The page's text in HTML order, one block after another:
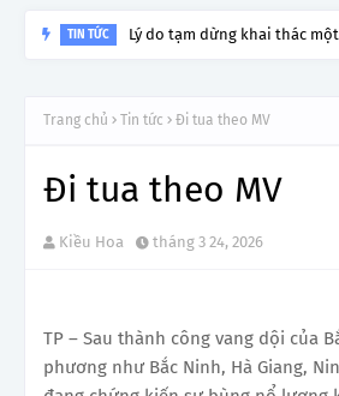
TIN TỨC Lý do tạm dừng khai thác
Trang chủ Tin tức Đi tua theo MV
Đi tua theo MV
Kiều Hoa tháng 3 24, 2026
TP – Sau thành công vang dội của
phương như Bắc Ninh, Hà Giang,